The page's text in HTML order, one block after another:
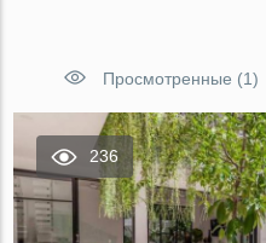
Просмотренные (1)
236